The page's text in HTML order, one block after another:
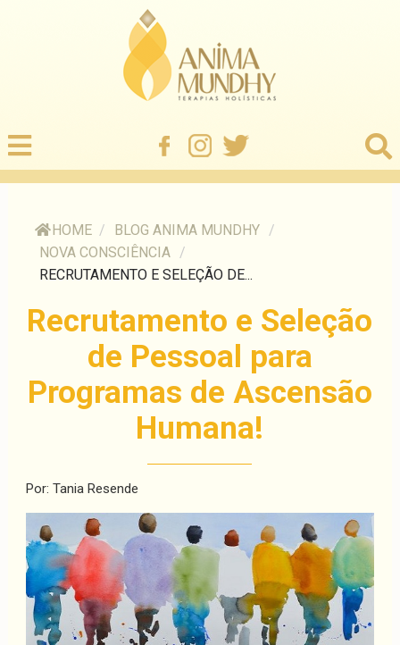
HOME / BLOG ANIMA MUNDHY /
NOVA CONSCIÊNCIA /
RECRUTAMENTO E SELEÇÃO DE...
Recrutamento e Seleção
de Pessoal para
Programas de Ascensão
Humana!
Por: Tania Resende